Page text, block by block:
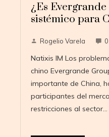
¿Es
sistémico para
Rogelio Varela
Natixis IM Los
chino Evergrande
importante de China,
participantes del
restricciones al sector…